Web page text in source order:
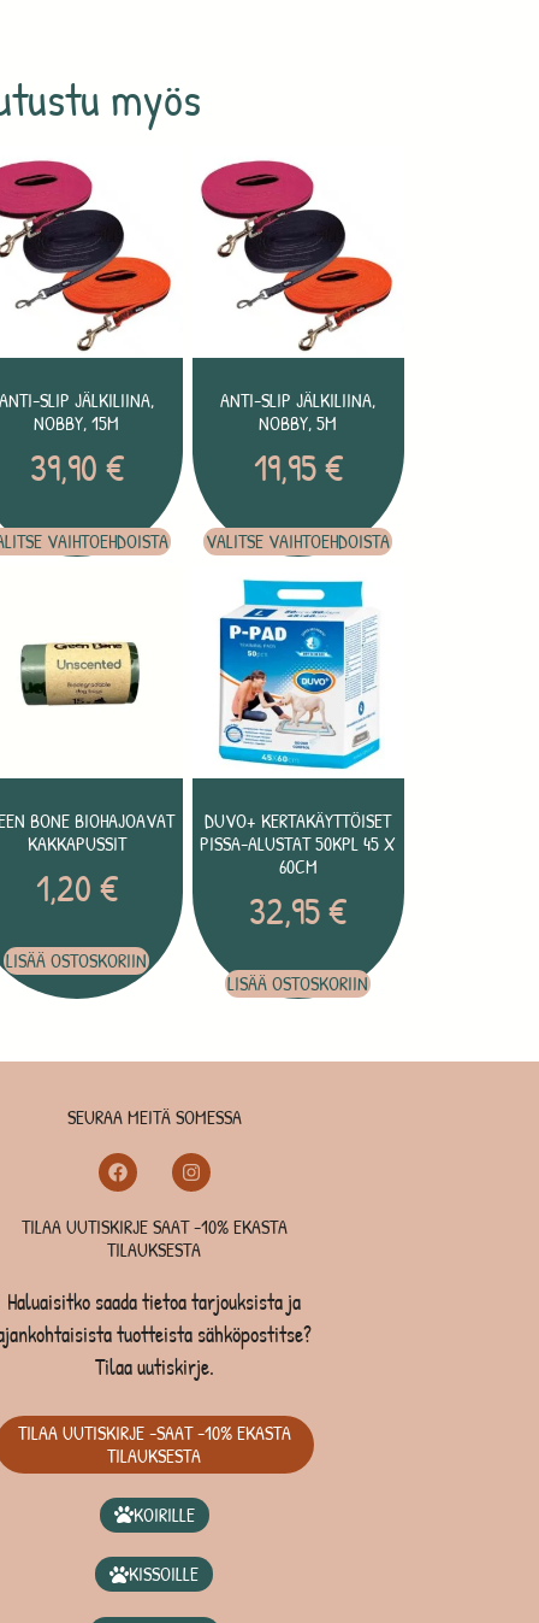
myös
ANTI-SLIP JÄLKILIINA,
NOBBY, 15M
39,90€
VAIHTOEHDOISTA
ANTI-SLIP JÄLKILIINA,
NOBBY, 5M
19,95€
VALITSE VAIHTOEHDOISTA
BONE BIOHAJOAVAT
KAKKAPUSSIT
1,20€
LISÄÄ OSTOSKORIIN
DUVO+ KERTAKÄYTTÖISET
PISSA-ALUSTAT 50KPL 45 X
60CM
32,95€
LISÄÄ OSTOSKORIIN
SEURAA MEITÄ SOMESSA
TILAA UUTISKIRJE SAAT -10% EKASTA
TILAUKSESTA
Haluaisitko saada tietoa tarjouksista ja
tuotteista sähköpostitse?
Tilaa uutiskirje.
TILAA UUTISKIRJE -SAAT -10% EKASTA
TILAUKSESTA
KOIRILLE
KISSOILLE